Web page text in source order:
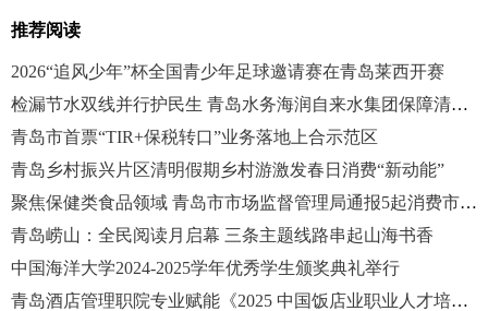
推荐阅读
2026“追风少年”杯全国青少年足球邀请赛在青岛莱西开赛
检漏节水双线并行护民生 青岛水务海润自来水集团保障清明假期供水
青岛市首票“TIR+保税转口”业务落地上合示范区
青岛乡村振兴片区清明假期乡村游激发春日消费“新动能”
聚焦保健类食品领域 青岛市市场监督管理局通报5起消费市场查办案件
青岛崂山：全民阅读月启幕 三条主题线路串起山海书香
中国海洋大学2024-2025学年优秀学生颁奖典礼举行
青岛酒店管理职院专业赋能《2025 中国饭店业职业人才培养报告》发布